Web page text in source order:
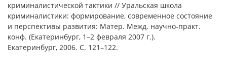
криминалистической тактики // Уральская школа
криминалистики: формирование, современное состояние
и перспективы развития: Матер. Межд. научно-практ.
конф. (Екатеринбург, 1–2 февраля 2007 г.).
Екатеринбург, 2006. С. 121–122.